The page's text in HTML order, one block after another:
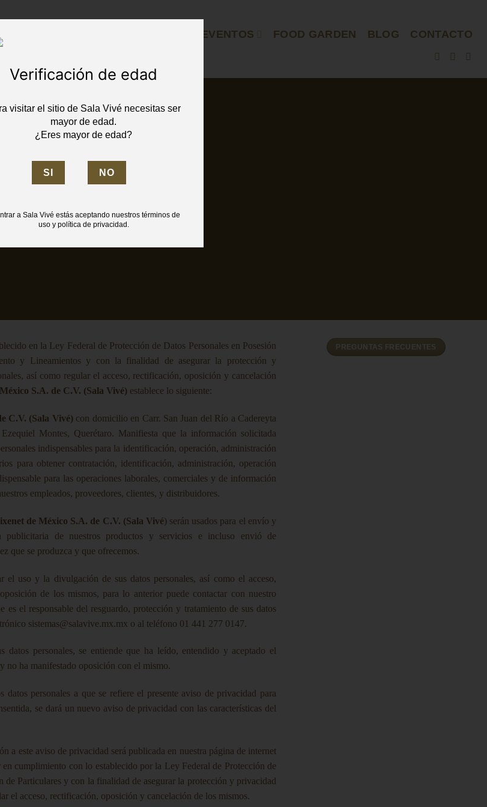
EVENTOS FOOD GARDEN BLOG CONTACTO
de privacidad
en la Ley Federal de Protección de Datos Personales en Posesión
y Lineamientos y con la finalidad de asegurar la protección y
así como regular el acceso, rectificación, oposición y cancelación
S.A. de C.V. (Sala Vivé) establece lo siguiente:
C.V. (Sala Vivé)con domicilio en Carr. San Juan del Río a Cadereyta
Montes, Querétaro. Manifiesta que la información solicitada
indispensables para la identificación, operación, administración
para obtener contratación, identificación, administración, operación
para las operaciones laborales, comerciales y de información
empleados, proveedores, clientes, y distribuidores.
de México S.A. de C.V. (Sala Vivé) serán usados para el envío y
publicitaria de nuestros productos y servicios e incluso envió de
que se produzca y que ofrecemos.
el uso y la divulgación de sus datos personales, así como el acceso,
de los mismos, para lo anterior puede contactar con nuestro
es el responsable del resguardo, protección y tratamiento de sus datos
sistemas@salavive.mx.mx o al teléfono 01 441 277 0147.
datos personales, se entiende que ha leído, entendido y aceptado el
no ha manifestado oposición con el mismo.
datos personales a que se refiere el presente aviso de privacidad para
se dará un nuevo aviso de privacidad con las características del
a este aviso de privacidad será publicada en nuestra página de internet
cumplimiento con lo establecido por la Ley Federal de Protección de
de Particulares y con la finalidad de asegurar la protección y privacidad
el acceso, rectificación, oposición y cancelación de los mismos.
PREGUNTAS FRECUENTES
Verificación de edad
visitar el sitio de Sala Vivé necesitas ser
mayor de edad.
¿Eres mayor de edad?
a Sala Vivé estás aceptando nuestros términos de
uso y política de privacidad.